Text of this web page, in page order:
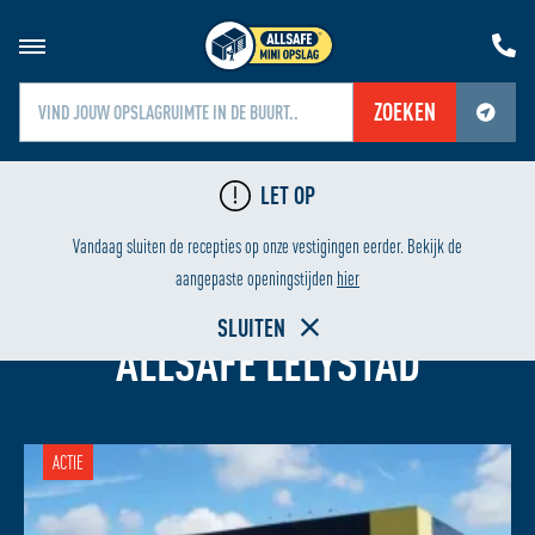
ZOEKEN
Jouw locatiediensten zijn uitgeschakeld.
Schakel jouw locatiediensten in om deze functie te gebruiken.
LET OP
Vandaag sluiten de recepties op onze vestigingen eerder. Bekijk de
aangepaste openingstijden hier
SLUITEN
LAAGSTE PRIJS
OPSLAGRUIMTE HUREN BIJ
ALLSAFE LELYSTAD
ACTIE